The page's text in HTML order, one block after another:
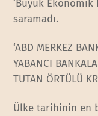
‘Büyük Ekonomik
saramadı.
‘ABD MERKEZ
YABANCI
TUTAN ÖRTÜLÜ
Ülke tarihinin en